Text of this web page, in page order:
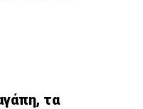
τα τα